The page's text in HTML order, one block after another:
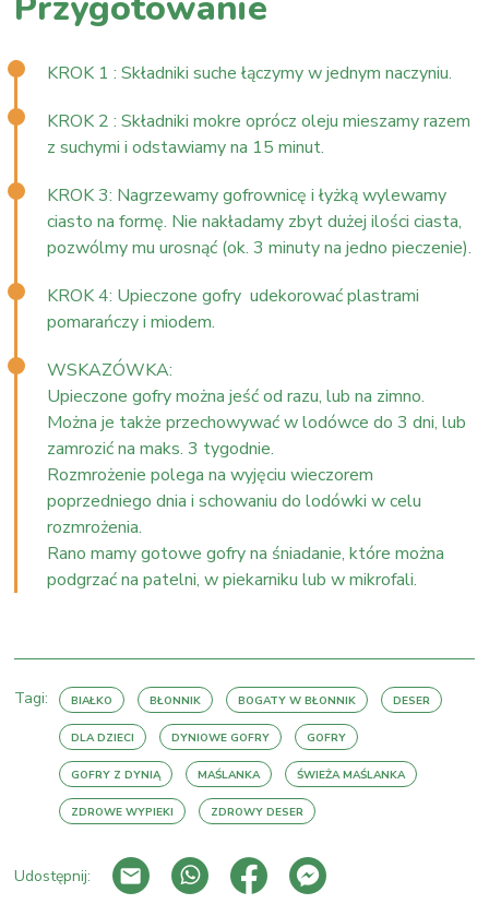
KROK 1 : Składniki suche łączymy w jednym naczyniu.
KROK 2 : Składniki mokre oprócz oleju mieszamy razem
z suchymi i odstawiamy na 15 minut.
KROK 3: Nagrzewamy gofrownicę i łyżką wylewamy
ciasto na formę. Nie nakładamy zbyt dużej ilości ciasta,
pozwólmy mu urosnąć (ok. 3 minuty na jedno pieczenie).
KROK 4: Upieczone gofry udekorować plastrami
pomarańczy i miodem.
WSKAZÓWKA:
Upieczone gofry można jeść od razu, lub na zimno.
Można je także przechowywać w lodówce do 3 dni, lub
zamrozić na maks. 3 tygodnie.
Rozmrożenie polega na wyjęciu wieczorem
poprzedniego dnia i schowaniu do lodówki w celu
rozmrożenia.
Rano mamy gotowe gofry na śniadanie, które można
podgrzać na patelni, w piekarniku lub w mikrofali.
Tagi: BIAŁKO BŁONNIK BOGATY W BŁONNIK DESER
DLA DZIECI DYNIOWE GOFRY GOFRY
GOFRY Z DYNIĄ MAŚLANKA ŚWIEŻA MAŚLANKA
ZDROWE WYPIEKI ZDROWY DESER
Udostępnij: